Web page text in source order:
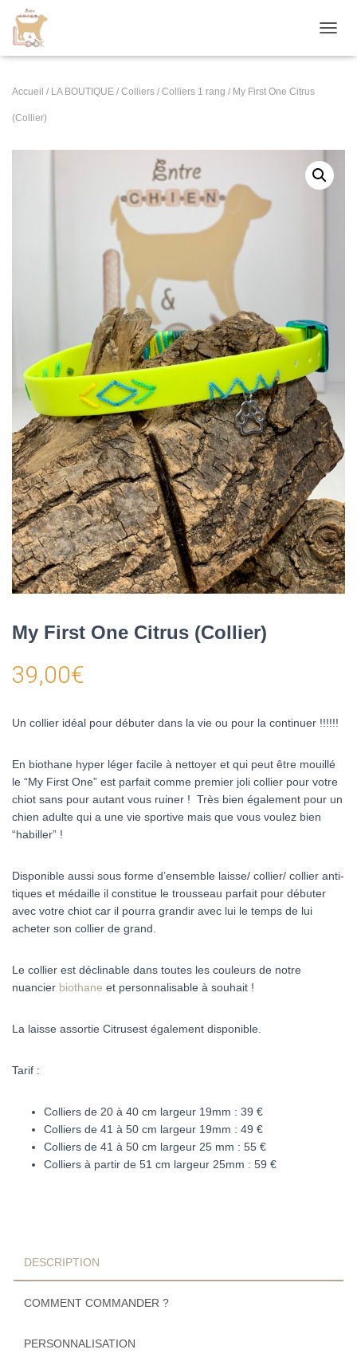
É
A
N
Accueil / LA BOUTIQUE / Colliers / Colliers 1 rang / My First One Citrus
(Collier)
My First One Citrus (Collier)
39,00€
Un collier idéal pour débuter dans la vie ou pour la continuer !!!!!!
En biothane hyper léger facile à nettoyer et qui peut être mouillé
le “My First One” est parfait comme premier joli collier pour votre
chiot sans pour autant vous ruiner ! Très bien également pour un
chien adulte qui a une vie sportive mais que vous voulez bien
“habiller” !
Disponible aussi sous forme d’ensemble laisse/ collier/ collier anti-
tiques et médaille il constitue le trousseau parfait pour débuter
avec votre chiot car il pourra grandir avec lui le temps de lui
acheter son collier de grand.
Le collier est déclinable dans toutes les couleurs de notre
nuancier biothane et personnalisable à souhait !
La laisse assortie Citrusest également disponible.
Tarif :
Colliers de 20 à 40 cm largeur 19mm : 39 €
Colliers de 41 à 50 cm largeur 19mm : 49 €
Colliers de 41 à 50 cm largeur 25 mm : 55 €
Colliers à partir de 51 cm largeur 25mm : 59 €
DESCRIPTION
COMMENT COMMANDER ?
PERSONNALISATION